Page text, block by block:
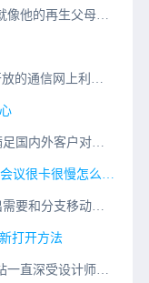
对于很多小白设计师来说，Behance就像他的再生父母，给予他不断的灵感和帮助。但是，最近Behance居然不能访问了？如何解决这个大麻烦？我们先了解一下为什么访问Behance慢？1、Behance
MPLS即多协议标签交换,是一种在开放的通信网上利用标签引导数据高速、高效传输的新技术。多协议的含义是指MPLS不但可以支持多种网络层层面上的协议,还可以兼容第二层的多种链路层技术。那么它的优势又是什
越南拥有现代化的先进光纤网络，满足国内外客户对通信方面的需求。其本土通信链接相互交织，提供了一个无干扰的分发网络，确保在任何情况下都可以顺利地进行沟通。越南数据中心采用了VSAT-IP/IPSTAR设
公司使用宝利通POLYCOM进行视频会议很卡很慢怎么解决？
一、背景需求海外企业总部人员外出需要和分支移动办公宝利通POLYCOM视频会议协同办公视频会议，国内同事宝利通POLYCOM视频会议打开很慢，经常视频会议发送失败，希望用宝利通POLYCOM视频会议统
打开方法
Behance一个设计类的图片，这款网站一直深受设计师们的喜爱，到了今天还有很多朋友都说打开Behance网站显示无法访问，那么Behance网站应该怎么进呢?小编今天介绍几种Behance网站访问解